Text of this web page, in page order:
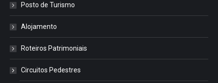
Posto de Turismo
Alojamento
Roteiros Patrimoniais
Circuitos Pedestres